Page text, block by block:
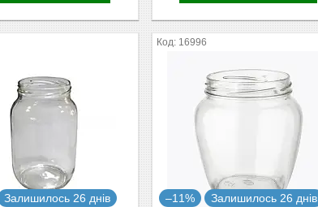
Залишилось 26 днів
16996
–11% Залишилось 26 днів